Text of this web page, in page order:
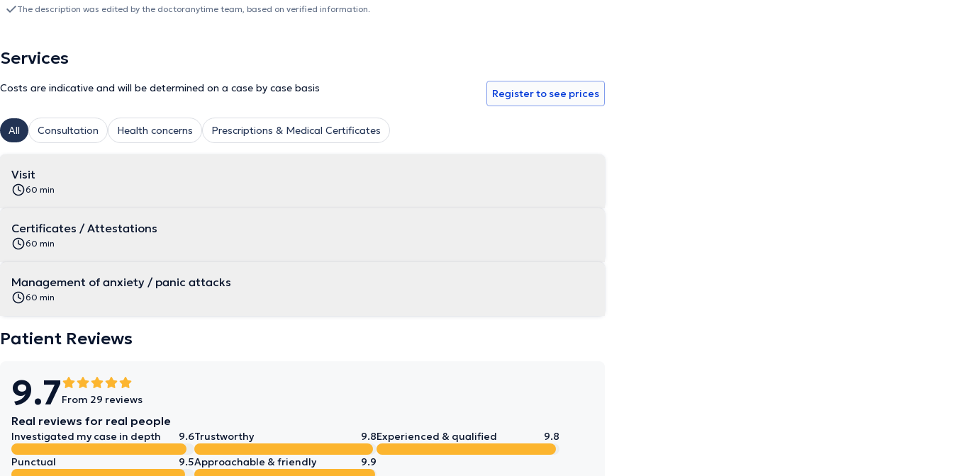
participates in seminars, national scientific conferences, and workshops, aiming for ongoing education and advanced training
The description was edited by the doctoranytime team, based on verified information.
Services
Costs are indicative and will be determined on a case by case basis Register to see prices
All Consultation Health concerns Prescriptions & Medical Certificates
Visit
60 min
Certificates / Attestations
60 min
Management of anxiety / panic attacks
60 min
Patient Reviews
9.7From 29 reviews
Real reviews for real people
Investigated my case in depth 9.6Trustworthy 9.8Experienced & qualified
9.8
Punctual
9.5Approachable & friendly 9.9